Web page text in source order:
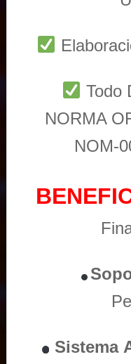
Todo
NORMA
NOM-
Sistema